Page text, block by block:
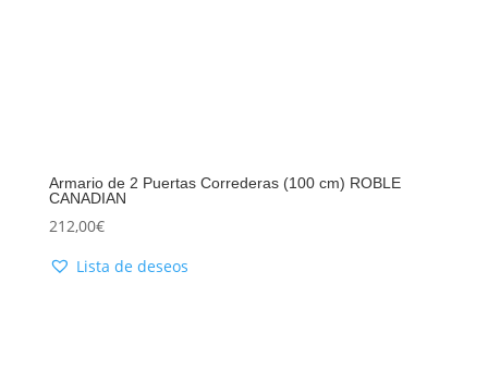
Armario de 2 Puertas Correderas (100 cm) ROBLE
CANADIAN
212,00€
Lista de deseos